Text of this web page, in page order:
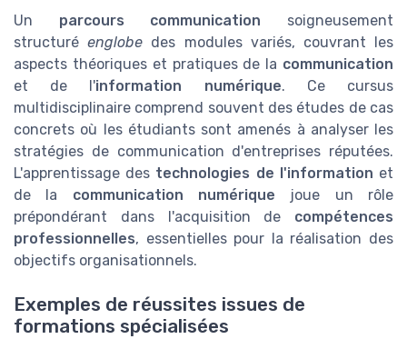
Un parcours communication soigneusement
structuréenglobe des modules variés, couvrant les
aspects théoriques et pratiques de la communication
et de l'information numérique. Ce cursus
multidisciplinaire comprend souvent des études de cas
concrets où les étudiants sont amenés à analyser les
stratégies de communication d'entreprises réputées.
L'apprentissage des technologies de l'information et
de la communication numérique joue un rôle
prépondérant dans l'acquisition de compétences
professionnelles, essentielles pour la réalisation des
objectifs organisationnels.
Exemples de réussites issues de
formations spécialisées